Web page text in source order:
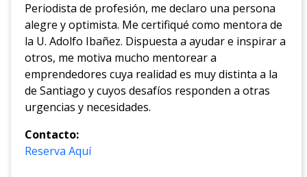
Periodista de profesión, me declaro una persona
alegre y optimista. Me certifiqué como mentora de
la U. Adolfo Ibañez. Dispuesta a ayudar e inspirar a
otros, me motiva mucho mentorear a
emprendedores cuya realidad es muy distinta a la
de Santiago y cuyos desafíos responden a otras
urgencias y necesidades.
Contacto:
Reserva Aquí